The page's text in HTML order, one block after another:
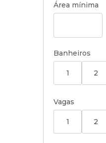
Área mínima
Banheiros
1 2
Vagas
1 2